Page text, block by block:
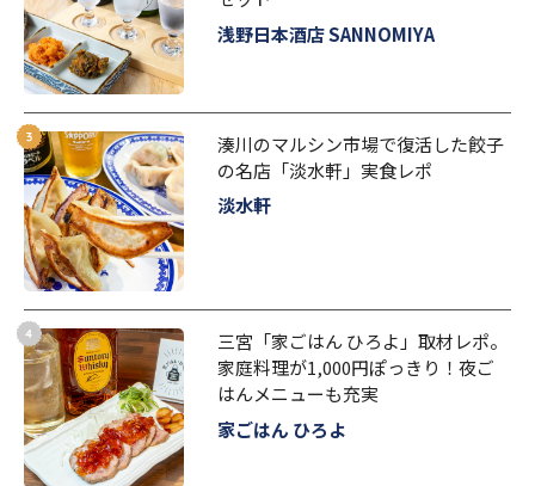
浅野日本酒店 SANNOMIYA
湊川のマルシン市場で復活した餃子
の名店「淡水軒」実食レポ
淡水軒
三宮「家ごはん ひろよ」取材レポ。
家庭料理が1,000円ぽっきり！夜ご
はんメニューも充実
家ごはん ひろよ